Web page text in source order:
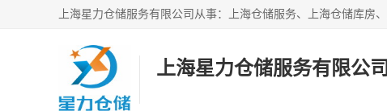
上海星力仓储服务有限公司